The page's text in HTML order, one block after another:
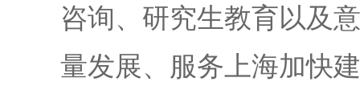
咨询、研究生教育以及
量发展、服务上海加快